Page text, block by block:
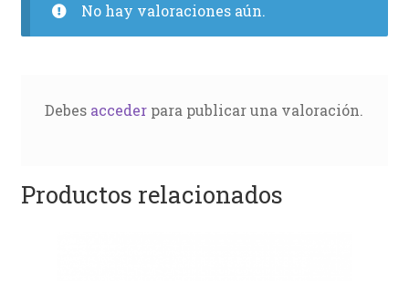
No hay valoraciones aún.
Debes accederpara publicar una valoración.
Productos relacionados